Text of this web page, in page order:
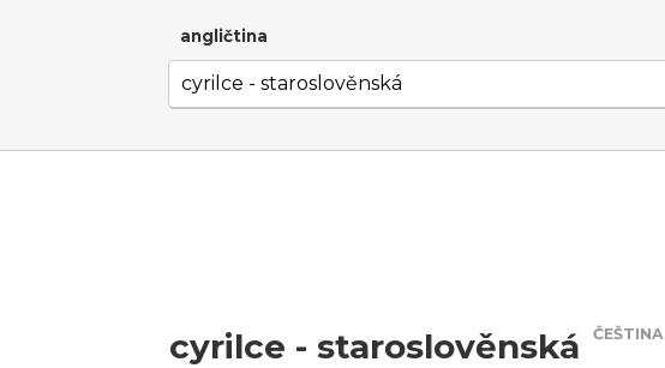
angličtina
cyrilce - staroslověnská ČEŠTINA